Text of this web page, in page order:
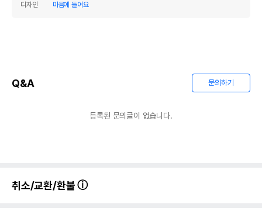
디자인
마음에 들어요
Q&A 문의하기
등록된 문의글이 없습니다.
취소/교환/환불